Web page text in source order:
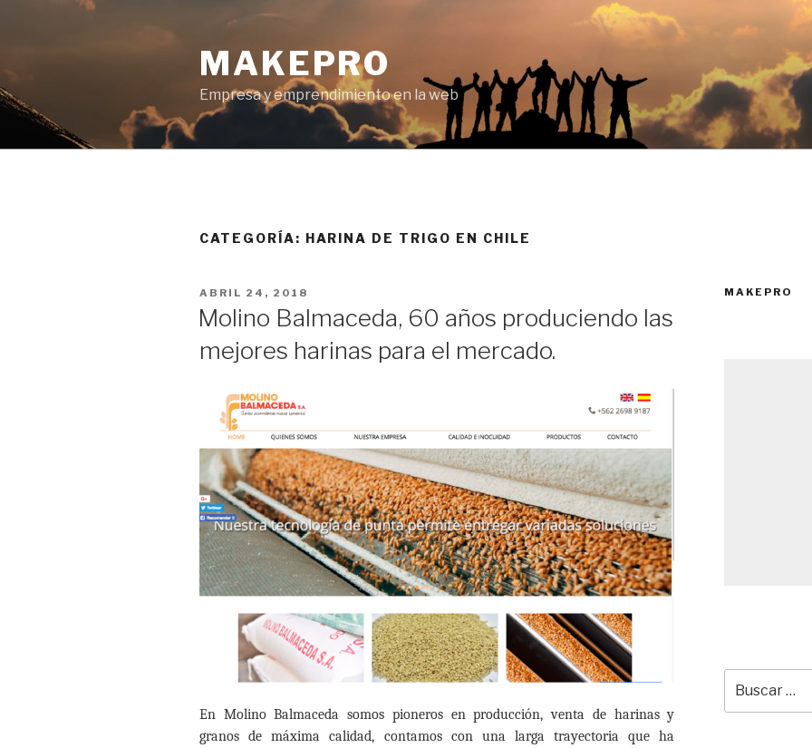
MAKEPRO
Empresa y emprendimiento en la web
CATEGORÍA: HARINA DE TRIGO EN CHILE
POSTED
ON
ABRIL 24, 2018
Molino Balmaceda, 60 años produciendo las
mejores harinas para el mercado.
En Molino Balmaceda somos pioneros en producción, venta de harinas y
granos de máxima calidad, contamos con una larga trayectoria que ha
MAKEPRO
por: